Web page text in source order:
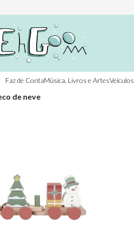
Faz de ContaMúsica, Livros e ArtesVeículos
de neve